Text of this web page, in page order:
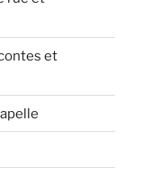
et